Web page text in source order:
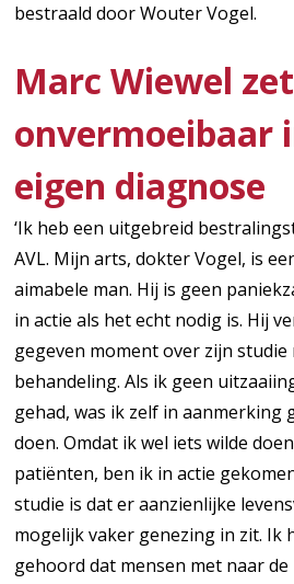
bestraald door Wouter Vogel.
Marc Wiewel
onvermoeibaar
eigen diagnose
‘Ik heb een uitgebreid
AVL. Mijn arts, dokter Vogel, is
aimabele man. Hij is geen
in actie als het echt nodig is. Hij
gegeven moment over zijn studie
behandeling. Als ik geen
gehad, was ik zelf in aanmerking
doen. Omdat ik wel iets wilde
patiënten, ben ik in actie
studie is dat er aanzienlijke
mogelijk vaker genezing in zit. Ik
gehoord dat mensen met naar